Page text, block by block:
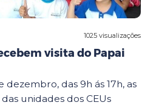
1025 visualizações
visita do Papai
dezembro, das 9h ás 17h, as
unidades dos CEUs